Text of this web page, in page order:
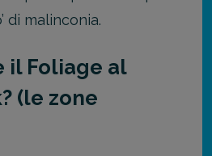
di malinconia.
il Foliage al
(le zone